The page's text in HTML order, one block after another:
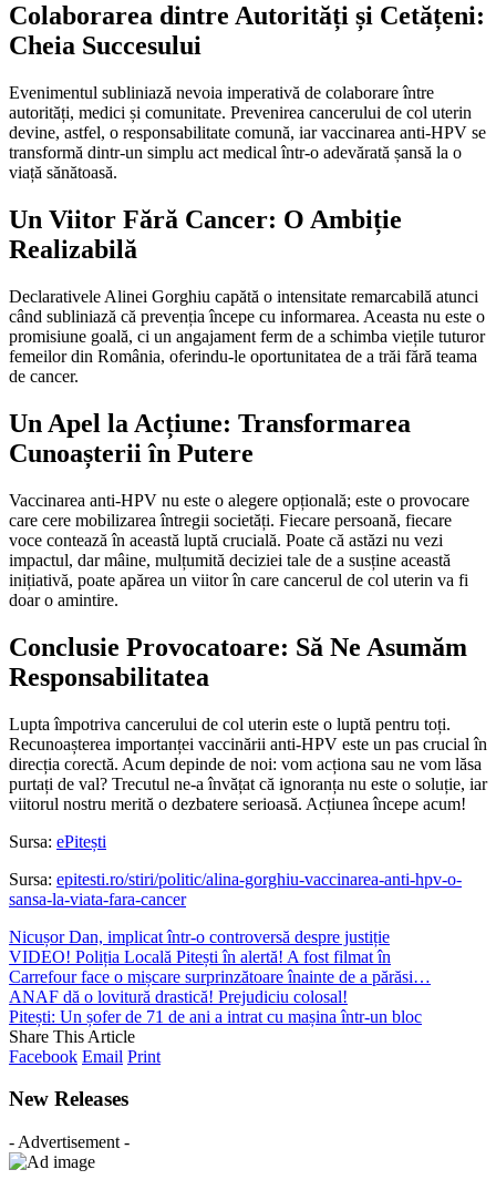
Colaborarea dintre Autorități și Cetățeni:
Cheia Succesului
Evenimentul subliniază nevoia imperativă de colaborare între
autorități, medici și comunitate. Prevenirea cancerului de col uterin
devine, astfel, o responsabilitate comună, iar vaccinarea anti-HPV se
transformă dintr-un simplu act medical într-o adevărată șansă la o
viață sănătoasă.
Un Viitor Fără Cancer: O Ambiție
Realizabilă
Declarativele Alinei Gorghiu capătă o intensitate remarcabilă atunci
când subliniază că prevenția începe cu informarea. Aceasta nu este o
promisiune goală, ci un angajament ferm de a schimba viețile tuturor
femeilor din România, oferindu-le oportunitatea de a trăi fără teama
de cancer.
Un Apel la Acțiune: Transformarea
Cunoașterii în Putere
Vaccinarea anti-HPV nu este o alegere opțională; este o provocare
care cere mobilizarea întregii societăți. Fiecare persoană, fiecare
voce contează în această luptă crucială. Poate că astăzi nu vezi
impactul, dar mâine, mulțumită deciziei tale de a susține această
inițiativă, poate apărea un viitor în care cancerul de col uterin va fi
doar o amintire.
Conclusie Provocatoare: Să Ne Asumăm
Responsabilitatea
Lupta împotriva cancerului de col uterin este o luptă pentru toți.
Recunoașterea importanței vaccinării anti-HPV este un pas crucial în
direcția corectă. Acum depinde de noi: vom acționa sau ne vom lăsa
purtați de val? Trecutul ne-a învățat că ignoranța nu este o soluție, iar
viitorul nostru merită o dezbatere serioasă. Acțiunea începe acum!
Sursa: ePitești
Sursa: epitesti.ro/stiri/politic/alina-gorghiu-vaccinarea-anti-hpv-o-
sansa-la-viata-fara-cancer
Nicușor Dan, implicat într-o controversă despre justiție
VIDEO! Poliția Locală Pitești în alertă! A fost filmat în
Carrefour face o mișcare surprinzătoare înainte de a părăsi…
ANAF dă o lovitură drastică! Prejudiciu colosal!
Pitești: Un șofer de 71 de ani a intrat cu mașina într-un bloc
Share This Article
Facebook Email Print
New Releases
- Advertisement -